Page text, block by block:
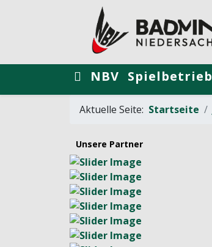
NBV Spielbetrieb
Aktuelle Seite: Startseite
Unsere Partner